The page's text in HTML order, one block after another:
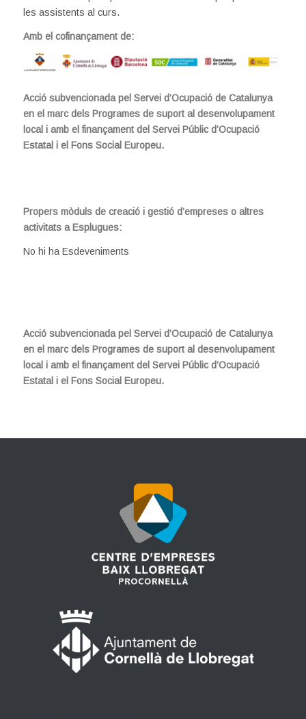
les assistents al curs.
Amb el cofinançament de:
Acció subvencionada pel Servei d’Ocupació de Catalunya
en el marc dels Programes de suport al desenvolupament
local i amb el finançament del Servei Públic d’Ocupació
Estatal i el Fons Social Europeu.
Propers mòduls de creació i gestió d’empreses o altres
activitats a Esplugues:
No hi ha Esdeveniments
Acció subvencionada pel Servei d’Ocupació de Catalunya
en el marc dels Programes de suport al desenvolupament
local i amb el finançament del Servei Públic d’Ocupació
Estatal i el Fons Social Europeu.